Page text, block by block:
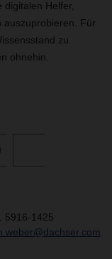
Helfer,
auszuprobieren. Für
zu
ohnehin.
5916-1425